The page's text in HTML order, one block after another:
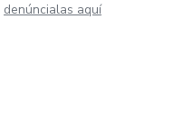
denúncialas aquí